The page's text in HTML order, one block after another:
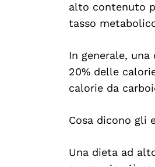
alto contenuto
tasso
In generale,
20% delle
calorie da
Cosa dicono gli
Una dieta ad